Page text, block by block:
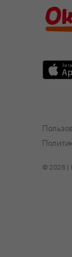
© 2026 |